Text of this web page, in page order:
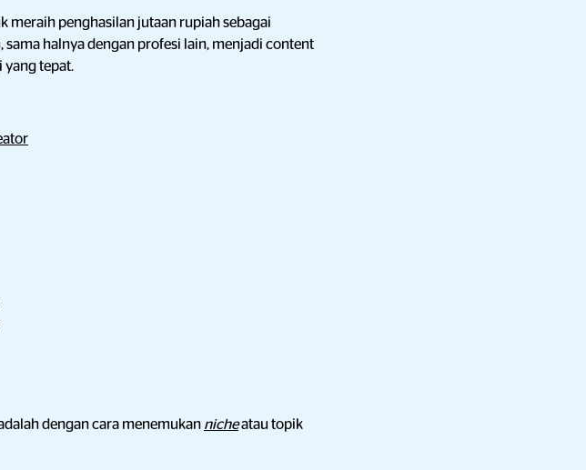
meraih penghasilan jutaan rupiah sebagai
sama halnya dengan profesi lain, menjadi content
yang tepat.
dengan cara menemukan nicheatau topik